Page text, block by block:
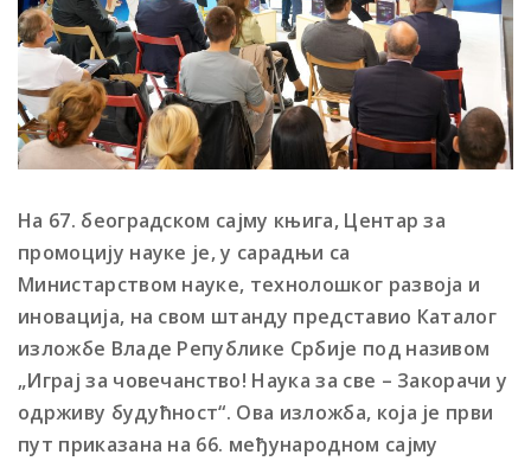
На 67. београдском сајму књига, Центар за
промоцију науке је, у сарадњи са
Министарством науке, технолошког развоја и
иновација, на свом штанду представио Каталог
изложбе Владе Републике Србије под називом
„Играј за човечанство! Наука за све – Закорачи у
одрживу будућност“. Ова изложба, која је први
пут приказана на 66. међународном сајму